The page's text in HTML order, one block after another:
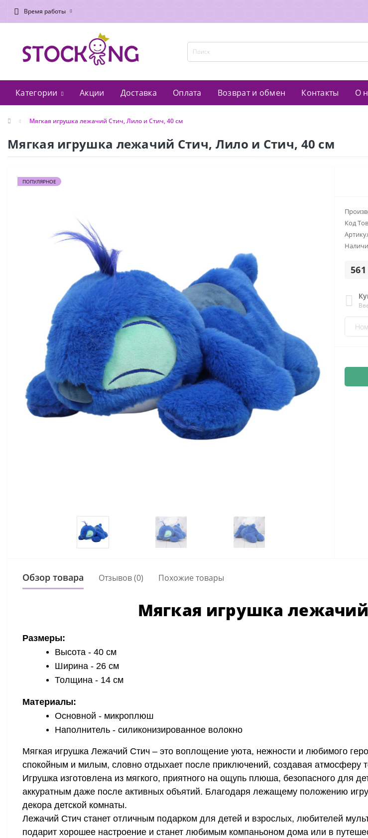
Время работы
Категории Акции Доставка Оплата Возврат и обмен Контакты О
Мягкая игрушка лежачий Стич, Лило и Стич, 40 см
Мягкая игрушка лежачий Стич, Лило и Стич, 40 см
ПОПУЛЯРНОЕ
Код
Обзор товара Отзывов (0) Похожие товары
Мягкая игрушка
Размеры:
Высота - 40 см
Ширина - 26 см
Толщина - 14 см
Материалы:
Основной - микроплюш
Наполнитель - силиконизированное волокно
Мягкая игрушка Лежачий Стич – это воплощение уюта, нежности и любимого
спокойным и милым, словно отдыхает после приключений, создавая атмосферу
Игрушка изготовлена ​​из мягкого, приятного на ощупь плюша, безопасного для
аккуратным даже после активных объятий. Благодаря лежащему положению
декора детской комнаты.
Лежачий Стич станет отличным подарком для детей и взрослых, любителей
подарит хорошее настроение и станет любимым компаньоном дома или в